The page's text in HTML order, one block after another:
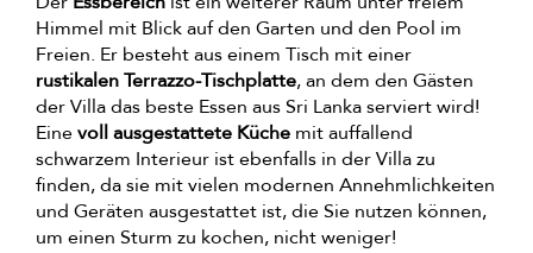
Himmel mit Blick auf den Garten und den Pool im
Freien. Er besteht aus einem Tisch mit einer
rustikalen Terrazzo-Tischplatte, an dem den Gästen
der Villa das beste Essen aus Sri Lanka serviert wird!
Einevoll ausgestattete Küche mit auffallend
schwarzem Interieur ist ebenfalls in der Villa zu
finden, da sie mit vielen modernen Annehmlichkeiten
und Geräten ausgestattet ist, die Sie nutzen können,
um einen Sturm zu kochen, nicht weniger!